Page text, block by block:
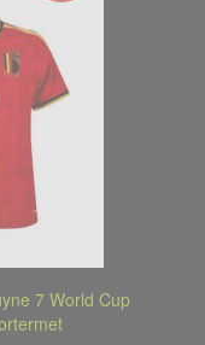
7 World Cup